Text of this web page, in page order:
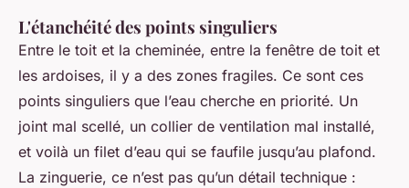
L'étanchéité des points singuliers
Entre le toit et la cheminée, entre la fenêtre de toit et
les ardoises, il y a des zones fragiles. Ce sont ces
points singuliers que l’eau cherche en priorité. Un
joint mal scellé, un collier de ventilation mal installé,
et voilà un filet d’eau qui se faufile jusqu’au plafond.
La zinguerie, ce n’est pas qu’un détail technique :